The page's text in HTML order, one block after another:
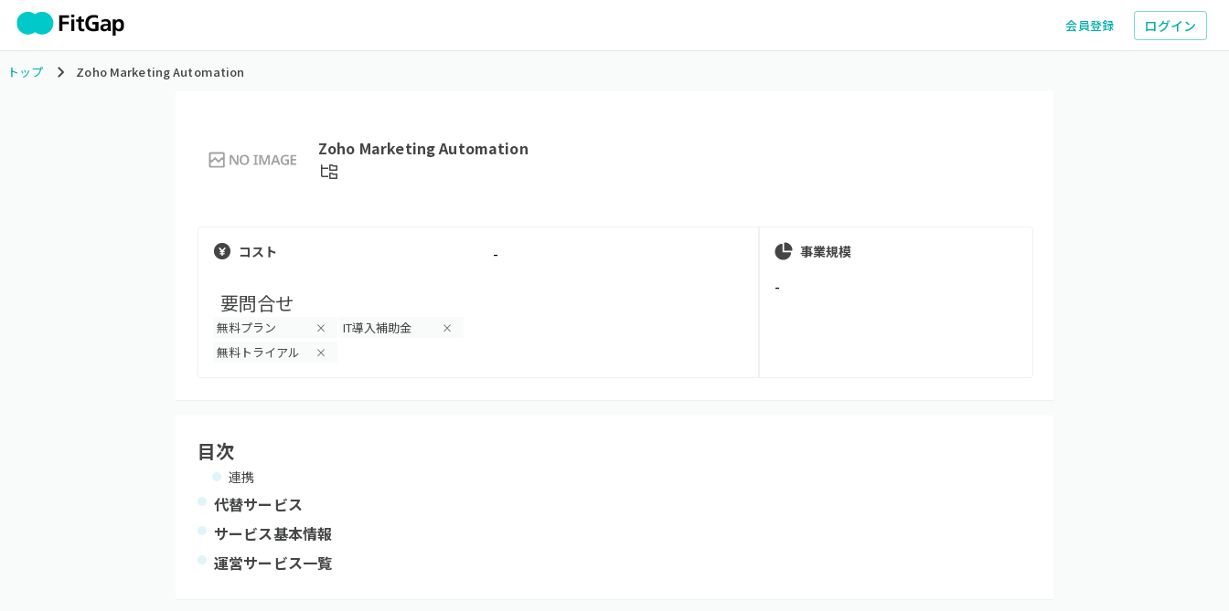
会員登録 ログイン
トップ Zoho Marketing Automation
Zoho Marketing Automation
コスト
要問合せ
無料プラン × IT導入補助金 ×
無料トライアル ×
- 事業規模
-
目次
連携
代替サービス
サービス基本情報
運営サービス一覧